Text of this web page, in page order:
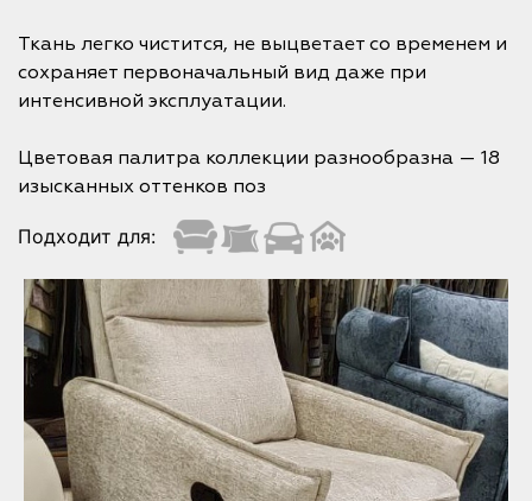
Ткань легко чистится, не выцветает со временем и
сохраняет первоначальный вид даже при
интенсивной эксплуатации.
Цветовая палитра коллекции разнообразна — 18
изысканных оттенков поз
Подходит для: